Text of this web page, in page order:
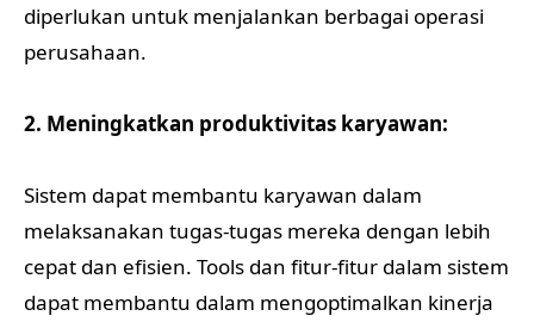
diperlukan untuk menjalankan berbagai operasi
perusahaan.
2. Meningkatkan produktivitas karyawan:
Sistem dapat membantu karyawan dalam
melaksanakan tugas-tugas mereka dengan lebih
cepat dan efisien. Tools dan fitur-fitur dalam sistem
dapat membantu dalam mengoptimalkan kinerja